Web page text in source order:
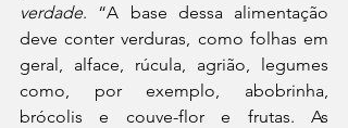
verdade. “A base dessa alimentação
deve conter verduras, como folhas em
geral, alface, rúcula, agrião, legumes
como, por exemplo, abobrinha,
brócolis e couve-flor e frutas. As